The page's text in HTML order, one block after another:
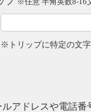
※トリップに特定の文
アドレスや電話番